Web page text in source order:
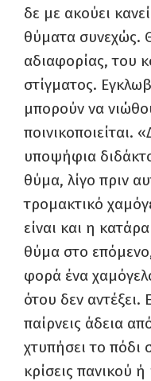
δε με ακούει
θύματα συνεχώς.
αδιαφορίας, του
στίγματος.
μπορούν να
ποινικοποιείται.
υποψήφια
θύμα, λίγο πριν
τρομακτικό
είναι και η
θύμα στο
φορά ένα
ότου δεν αντέξει.
παίρνεις άδεια
χτυπήσει το πόδι
κρίσεις πανικού